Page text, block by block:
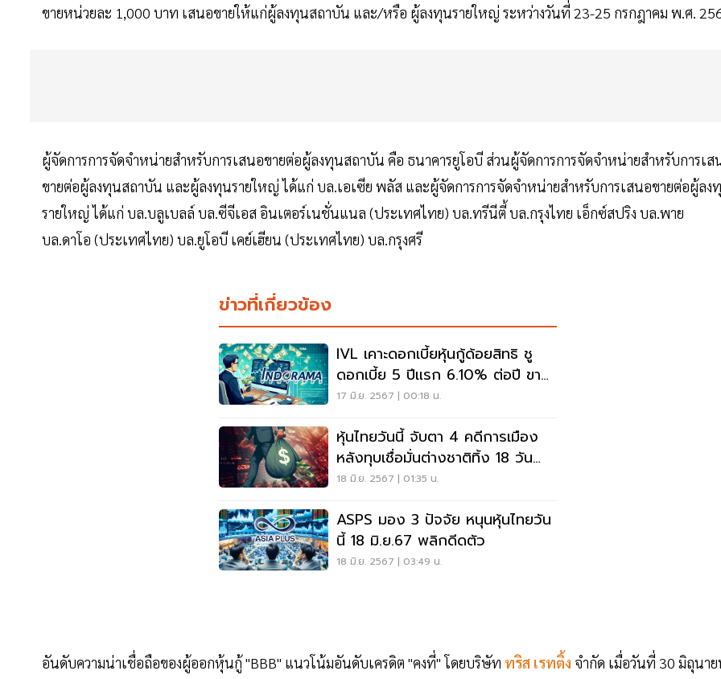
ขายหน่วยละ 1,000 บาท เสนอขายให้แก่ผู้ลงทุนสถาบัน และ/หรือ ผู้ลงทุนรายใหญ่ ระหว่างวันที่ 23-25 กรกฎาคม พ.ศ.
ผู้จัดการการจัดจำหน่ายสำหรับการเสนอขายต่อผู้ลงทุนสถาบัน คือ ธนาคารยูโอบี ส่วนผู้จัดการการจัดจำหน่ายสำหรับการเส
ขายต่อผู้ลงทุนสถาบัน และผู้ลงทุนรายใหญ่ ได้แก่ บล.เอเซีย พลัส และผู้จัดการการจัดจำหน่ายสำหรับการเสนอขายต่อผู้ลง
รายใหญ่ ได้แก่ บล.บลูเบลล์ บล.ซีจีเอส อินเตอร์เนชั่นแนล (ประเทศไทย) บล.ทรีนีตี้ บล.กรุงไทย เอ็กซ์สปริง บล.พาย
บล.ดาโอ (ประเทศไทย) บล.ยูโอบี เคย์เฮียน (ประเทศไทย) บล.กรุงศรี
ข่าวที่เกี่ยวข้อง
IVL เคาะดอกเบี้ยหุ้นกู้ด้อยสิทธิ ชู
ดอกเบี้ย 5 ปีแรก 6.10% ต่อปี ขาย
1-4 ก.ค.นี้
17 มิ.ย. 2567 | 00:18 น.
หุ้นไทยวันนี้ จับตา 4 คดีการเมือง
หลังทุบเชื่อมั่นต่างชาติทิ้ง 18 วัน
3.5 หมื่นล้าน
18 มิ.ย. 2567 | 01:35 น.
ASPS มอง 3 ปัจจัย หนุนหุ้นไทยวัน
นี้ 18 มิ.ย.67 พลิกดีดตัว
18 มิ.ย. 2567 | 03:49 น.
อันดับความน่าเชื่อถือของผู้ออกหุ้นกู้ "BBB" แนวโน้มอันดับเครดิต "คงที่" โดยบริษัท ทริส เรทติ้ง จำกัด เมื่อวันที่ 30 มิถุนา